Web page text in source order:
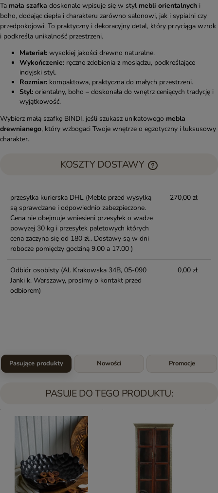
Ta mała szafka doskonale wpisuje się w styl mebli orientalnych i
boho, dodając ciepła i charakteru zarówno salonowi, jak i sypialni czy
przedpokojowi. To praktyczny i dekoracyjny detal, który przyciąga wzrok
i podkreśla unikalność przestrzeni.
Materiał: wysokiej jakości drewno naturalne.
Wykończenie: ręczne zdobienia z mosiądzu, podkreślające
indyjski styl.
Rozmiar: kompaktowa, praktyczna do małych przestrzeni.
Styl: orientalny, boho – doskonała do wnętrz ceniących tradycję i
wyjątkowość.
Wybierz małą szafkę BINDI, jeśli szukasz unikatowego mebla
drewnianego, który wzbogaci Twoje wnętrze o egzotyczny i luksusowy
charakter.
KOSZTY DOSTAWY
przesyłka kurierska DHL (Meble przed wysyłką
są sprawdzane i odpowiednio zabezpieczone.
Cena nie obejmuje wniesieni przesyłek o wadze
powyżej 30 kg i przesyłek paletowych których
cena zaczyna się od 180 zł.. Dostawy są w dni
robocze pomiędzy godziną 9.00 a 17.00 )
270,00 zł
Odbiór osobisty (Al. Krakowska 34B, 05-090
Janki k. Warszawy, prosimy o kontakt przed
odbiorem)
0,00 zł
Pasujące produkty Nowości Promocje
PASUJE DO TEGO PRODUKTU: